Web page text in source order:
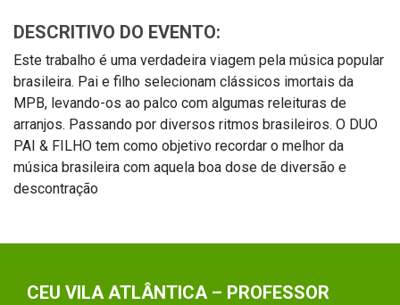
DESCRITIVO DO EVENTO:
Este trabalho é uma verdadeira viagem pela música popular
brasileira. Pai e filho selecionam clássicos imortais da
MPB, levando-os ao palco com algumas releituras de
arranjos. Passando por diversos ritmos brasileiros. O DUO
PAI & FILHO tem como objetivo recordar o melhor da
música brasileira com aquela boa dose de diversão e
descontração
CEU VILA ATLÂNTICA – PROFESSOR